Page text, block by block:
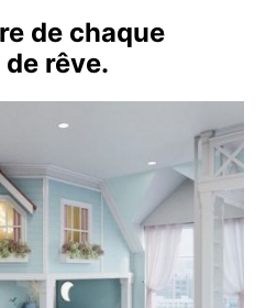
de chaque
rêve.